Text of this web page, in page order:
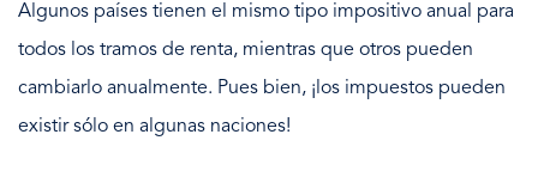
Algunos países tienen el mismo tipo impositivo anual para
todos los tramos de renta, mientras que otros pueden
cambiarlo anualmente. Pues bien, ¡los impuestos pueden
existir sólo en algunas naciones!